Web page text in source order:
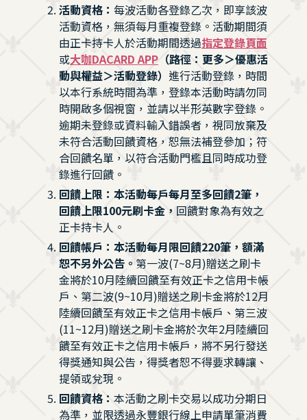
活動資格： 每波活動各登錄乙次，即享該波
活動資格，無須每月重複登錄。活動期間須
由正卡持卡人於活動期間透過指定登錄頁面
或大咖DACARD APP （路徑：更多＞優惠活
動與權益＞活動登錄） 進行活動登錄，時間
以本行系統時間為準，登錄本活動時請勿同
時開啟多個視窗，並請以半形英數字登錄。
逾期未登錄或資料輸入錯誤者，視同放棄及
未符合活動回饋資格，恕無法補登參加；符
合回饋名單，以符合活動門檻且同時成功登
錄進行回饋。
回饋上限：本活動每戶每月至多回饋2筆，
回饋上限100元刷卡金， 回饋對象為有效之
正卡持卡人。
回饋帳戶：本活動每月限回饋220筆，額滿
恕不另外公告。 第一波(7~8月)贈送之刷卡
金將於10月陸續回饋至有效正卡之信用卡帳
戶、第二波(9~10月)贈送之刷卡金將於12月
陸續回饋至有效正卡之信用卡帳戶、第三波
(11~12月)贈送之刷卡金將於次年2月陸續回
饋至有效正卡之信用卡帳戶，將不另行發送
得獎通知與公告，得獎者恕不得要求轉讓、
提領或兌現。
回饋資格： 本活動之刷卡交易以成功分期日
為準，並限透過永豐銀行線上申請單筆消費